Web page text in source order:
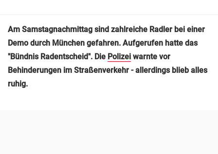
Am Samstagnachmittag sind zahlreiche Radler bei einer
Demo durch München gefahren. Aufgerufen hatte das
"Bündnis Radentscheid". Die Polizei warnte vor
Behinderungen im Straßenverkehr - allerdings blieb alles
ruhig.